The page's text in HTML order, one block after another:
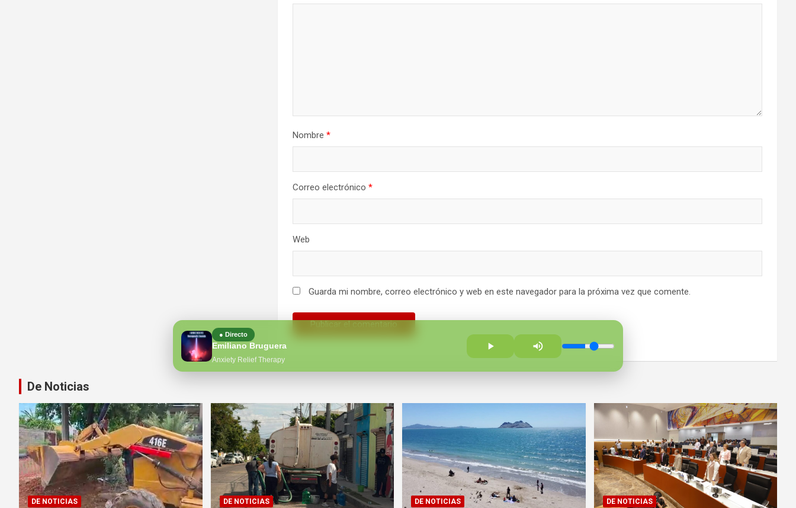
Nombre *
Correo electrónico *
Web
Guarda mi nombre, correo electrónico y web en este navegador para la próxima vez que comente.
● Directo
Emiliano Bruguera
Anxiety Relief Therapy
De Noticias
DE NOTICIAS DE NOTICIAS DE NOTICIAS DE NOTICIAS